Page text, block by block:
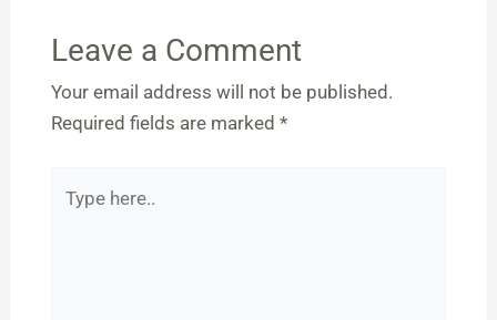
Leave a Comment
Your email address will not be published.
Required fields are marked *
here..